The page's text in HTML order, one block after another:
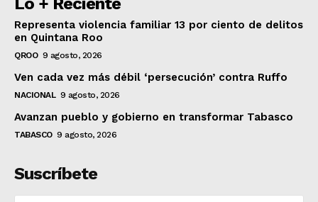
Representa violencia familiar 13 por ciento de delitos
en Quintana Roo
QROO 9 agosto, 2026
Ven cada vez más débil ‘persecución’ contra Ruffo
NACIONAL 9 agosto, 2026
Avanzan pueblo y gobierno en transformar Tabasco
TABASCO 9 agosto, 2026
Suscríbete